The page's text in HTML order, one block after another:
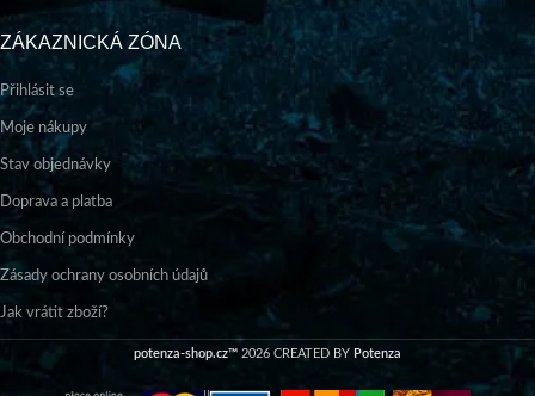
ZÁKAZNICKÁ ZÓNA
Přihlásit se
Moje nákupy
Stav objednávky
Doprava a platba
Obchodní podmínky
Zásady ochrany osobních údajů
Jak vrátit zboží?
potenza-shop.cz™ 2026 CREATED BY Potenza